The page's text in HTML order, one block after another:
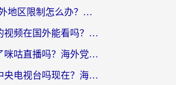
芒果TV海外地区限制怎么办？海外党追剧看片的实用加速器选择指南
腾讯缓存的视频在国外能看吗？海外党追剧看片的终极解决方案
国外看不了咪咕直播吗？海外党追剧看片的加速器选择指南
国外能看中央电视台吗现在？海外党追剧看央视的实用指南